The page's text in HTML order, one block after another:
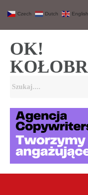
OK!
Czech Dutch English